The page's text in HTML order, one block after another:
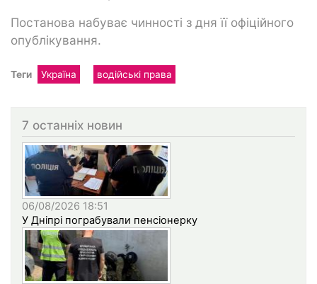
Постанова набуває чинності з дня її офіційного
опублікування.
Теги Україна водійські права
7 останніх новин
06/08/2026 18:51
У Дніпрі пограбували пенсіонерку